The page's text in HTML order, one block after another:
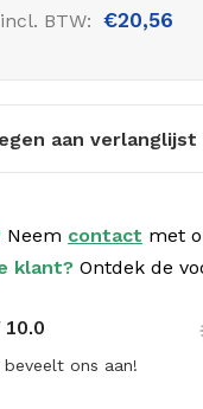
BTW: €20,56
aan verlanglijst
Neem contact met
klant? Ontdek de
10.0
beveelt ons aan!